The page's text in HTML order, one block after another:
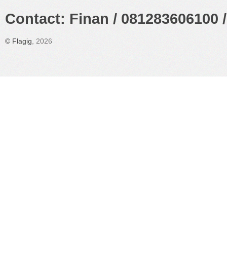
Contact: Finan /
© Flagig , 2026